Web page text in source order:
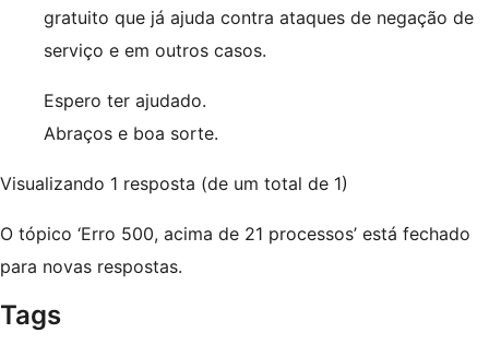
gratuito que já ajuda contra ataques de negação de
serviço e em outros casos.
Espero ter ajudado.
Abraços e boa sorte.
Visualizando 1 resposta (de um total de 1)
O tópico ‘Erro 500, acima de 21 processos’ está fechado
para novas respostas.
Tags